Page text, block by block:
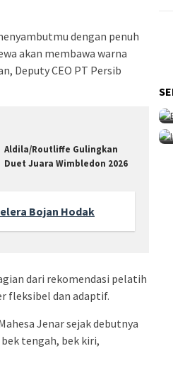
dengan penuh
akan membawa warna
Deputy CEO PT Persib
Aldila/Routliffe Gulingkan
Duet Juara Wimbledon 2026
Bojan Hodak
dari rekomendasi pelatih
fleksibel dan adaptif.
Jenar sejak debutnya
tengah, bek kiri,